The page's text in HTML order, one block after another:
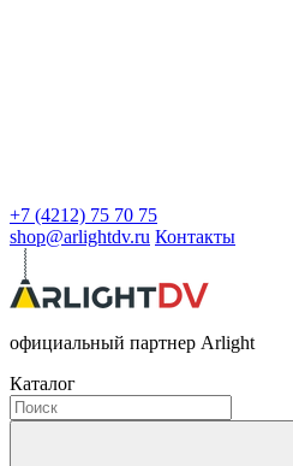
+7 (4212) 75 70 75
shop@arlightdv.ru Контакты
официальный партнер Arlight
Каталог